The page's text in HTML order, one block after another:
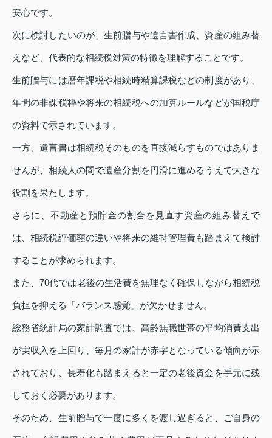
安心です。
次に検討したいのが、生前贈与や遺言書作成、資産の組み替
えなど、代表的な相続税対策の特徴を理解することです。
生前贈与には暦年課税や相続時精算課税などの制度があり、
年間の非課税枠や将来の相続税への加算ルールなどが国税庁
の資料で示されています。
一方、遺言書は相続税そのものを直接減らすものではありま
せんが、相続人の間で遺産分割を円滑に進めるうえで大きな
役割を果たします。
さらに、不動産と預貯金の割合を見直す資産の組み替えで
は、相続税評価額の違いや将来の維持管理費も踏まえて検討
することが求められます。
また、70代では老後の生活費を無理なく確保しながら相続税
負担を抑える「バランス感覚」が欠かせません。
総務省統計局の家計調査では、高齢無職世帯の平均消費支出
が実収入を上回り、毎月の家計が赤字となっている傾向が示
されており、長寿化も踏まえると一定の老後資金を手元に残
しておく必要があります。
そのため、生前贈与で一度に多くを渡し過ぎると、ご自身の